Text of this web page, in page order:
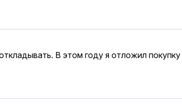
В этом году я отложил